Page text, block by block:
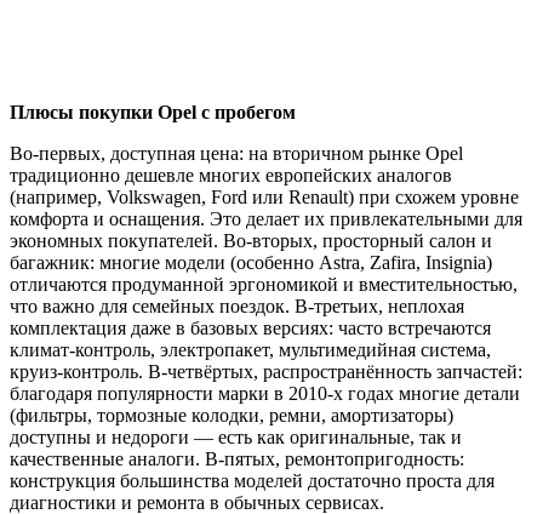
Плюсы покупки Opel с пробегом
Во‑первых, доступная цена: на вторичном рынке Opel
традиционно дешевле многих европейских аналогов
(например, Volkswagen, Ford или Renault) при схожем уровне
комфорта и оснащения. Это делает их привлекательными для
экономных покупателей. Во‑вторых, просторный салон и
багажник: многие модели (особенно Astra, Zafira, Insignia)
отличаются продуманной эргономикой и вместительностью,
что важно для семейных поездок. В‑третьих, неплохая
комплектация даже в базовых версиях: часто встречаются
климат‑контроль, электропакет, мультимедийная система,
круиз‑контроль. В‑четвёртых, распространённость запчастей:
благодаря популярности марки в 2010‑х годах многие детали
(фильтры, тормозные колодки, ремни, амортизаторы)
доступны и недороги — есть как оригинальные, так и
качественные аналоги. В‑пятых, ремонтопригодность:
конструкция большинства моделей достаточно проста для
диагностики и ремонта в обычных сервисах.